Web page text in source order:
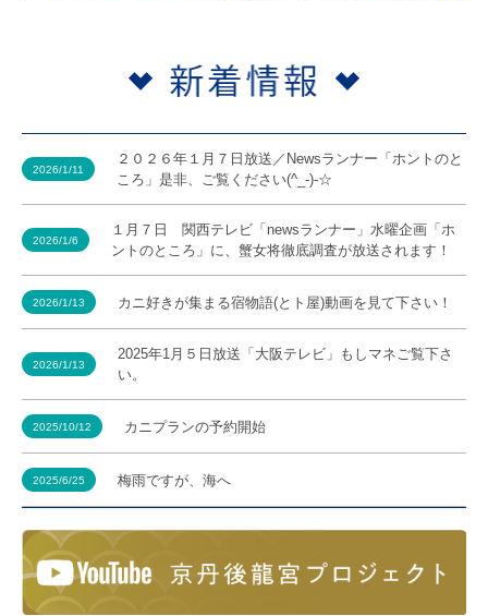
2026/1/11
２０２６年１月７日放送／Newsランナー「ホントのと
ころ」是非、ご覧ください(^_-)-☆
2026/1/6
１月７日 関西テレビ「newsランナー」水曜企画「ホ
ントのところ」に、蟹女将徹底調査が放送されます！
2026/1/13 カニ好きが集まる宿物語(とト屋)動画を見て下さい！
2026/1/13
2025年1月５日放送「大阪テレビ」もしマネご覧下さ
い。
2025/10/12 カニプランの予約開始
2025/6/25 梅雨ですが、海へ